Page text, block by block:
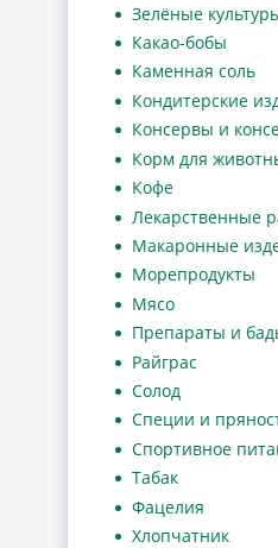
Зелёные
Какао-бобы
Каменная соль
Кондитерские
Консервы и
Корм для
Кофе
Лекарственные
Макаронные
Морепродукты
Мясо
Препараты и
Райграс
Солод
Специи и
Спортивное
Табак
Фацелия
Хлопчатник